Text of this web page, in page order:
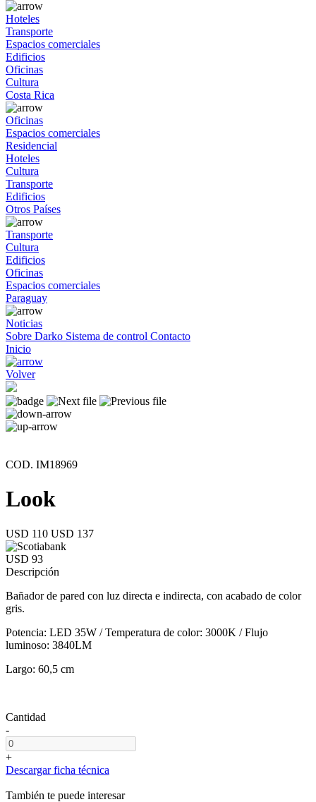
Hoteles
Transporte
Espacios comerciales
Edificios
Oficinas
Cultura
Costa Rica
Oficinas
Espacios comerciales
Residencial
Hoteles
Cultura
Transporte
Edificios
Otros Países
Transporte
Cultura
Edificios
Oficinas
Espacios comerciales
Paraguay
Noticias
Sobre Darko Sistema de control Contacto
Inicio
Volver
COD. IM18969
Look
USD 110 USD 137
USD 93
Descripción
Bañador de pared con luz directa e indirecta, con acabado de color
gris.
Potencia: LED 35W / Temperatura de color: 3000K / Flujo
luminoso: 3840LM
Largo: 60,5 cm
Cantidad
-
+
Descargar ficha técnica
También te puede interesar